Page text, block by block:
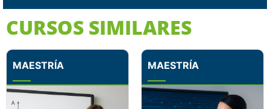
CURSOS SIMILARES
MAESTRÍA MAESTRÍA